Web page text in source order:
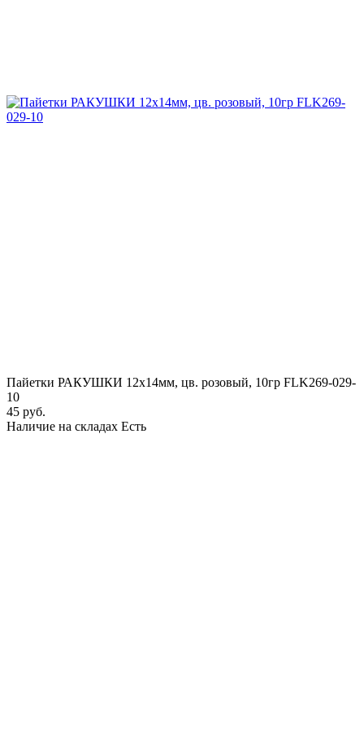
Пайетки РАКУШКИ 12х14мм, цв. розовый, 10гр FLK269-029-
10
45 руб.
Наличие на складах Есть